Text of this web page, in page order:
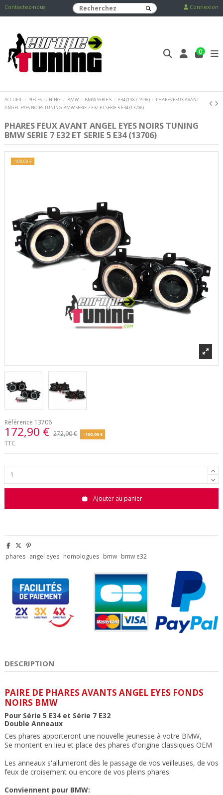
Contactez-nous Connexion
0
ACCUEIL PIECES TUNING BMW BMW SERIE 5 E34 (1987-1996)
PHARES FEUX AVANT
ANGEL EYES NOIRS TUNING BMW SERIE 7 E32 ET SERIE 5 E34 (13706)
PHARES FEUX AVANT ANGEL EYES NOIRS TUNING
BMW SERIE 7 E32 ET SERIE 5 E34 (13706)
-100,00 €
Référence 13706
172,90 € 272,90 € -100,00 €
TTC
Ajouter au panier
phares angel eyes homologues bmw bmw e32
DESCRIPTION
PAIRE DE PHARES AVANTS ANGEL EYES FONDS
NOIRS BMW
Pour Série 5 E34 et Série 7 E32
Double Anneaux
Ces phares apporteront une nouvelle jeunesse à votre BMW,
Se montent en lieu et place des phares d'origine classiques OEM
Les anneaux s'allumeront dès le passage de vos veilleuses, de vos
feux de croisement ou encore de vos pleins phares.
Conviennent pour BMW: